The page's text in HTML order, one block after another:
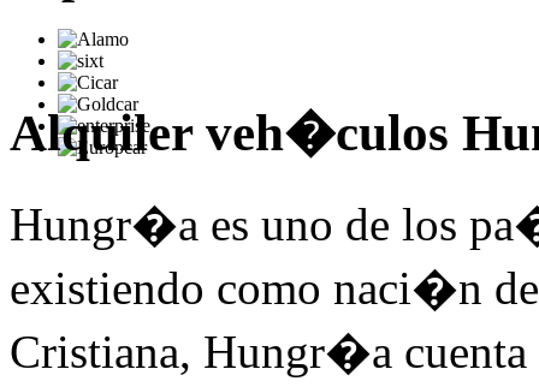
Alquiler veh�culos
Hungr�a es uno de los
existiendo como naci�n
Cristiana, Hungr�a cuenta